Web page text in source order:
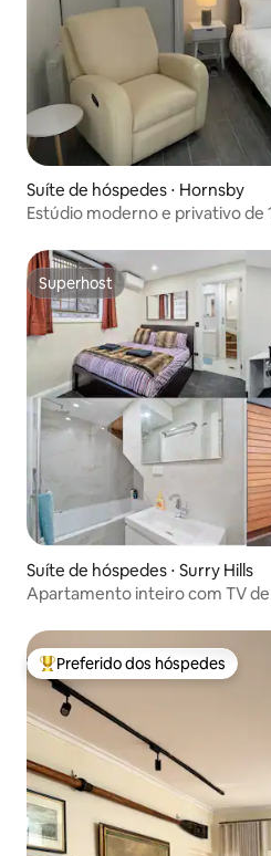
Suíte de hóspedes ⋅ Hornsby
Estúdio moderno e privativo de
Superhost
Superhost
Suíte de hóspedes ⋅ Surry Hills
Apartamento inteiro com TV
Entre os melhores preferidos
Preferido dos hóspedes